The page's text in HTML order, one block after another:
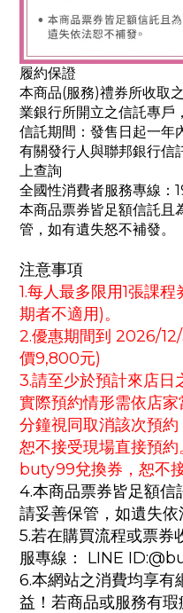
履約保證
本商品(服務)禮券所收取
業銀行所開立之信託專戶
信託期間：發售日起一年
有關發行人與聯邦銀行信
上查詢
全國性消費者服務專線：
本商品票券皆足額信託且
管，如有遺失怒不補發。
注意事項
1.每人最多限用1張課
期者不適用)。
2.優惠期間到 2026/
價9,800元)
3.請至少於預計來店日
實際預約情形需依店
分鐘視同取消該次預約
恕不接受現場直接預
buty99兌換券，恕不
4.本商品票券皆足額信
請妥善保管，如遺失依
5.若在購買流程或票券
服專線： LINE
6.本網站之消費均享有
益！若商品或服務有